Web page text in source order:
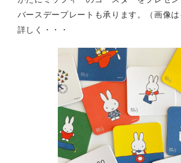
バースデープレートも承ります。（画像は
詳しく・・・